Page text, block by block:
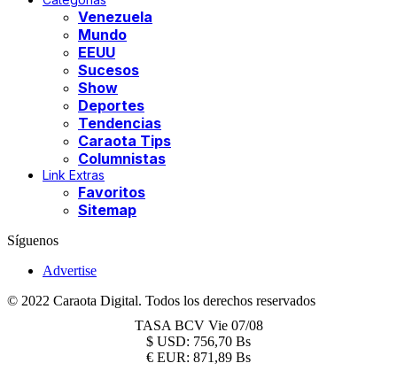
Venezuela
Mundo
EEUU
Sucesos
Show
Deportes
Tendencias
Caraota Tips
Columnistas
Link Extras
Favoritos
Sitemap
Síguenos
Advertise
© 2022 Caraota Digital. Todos los derechos reservados
TASA BCV Vie 07/08
$ USD: 756,70 Bs
€ EUR: 871,89 Bs